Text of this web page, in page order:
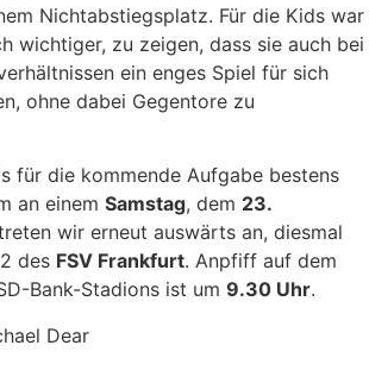
Nichtabstiegsplatz. Für die Kids war
wichtiger, zu zeigen, dass sie auch bei
ein enges Spiel für sich
ohne dabei Gegentore zu
für die kommende Aufgabe bestens
an einem Samstag, dem 23.
wir erneut auswärts an, diesmal
des FSV Frankfurt. Anpfiff auf dem
Bank-Stadions ist um 9.30 Uhr.
Dear